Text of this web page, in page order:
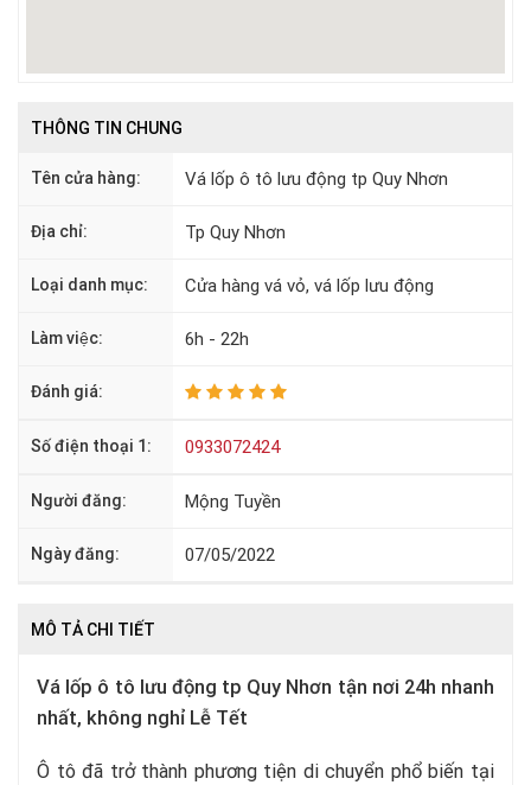
THÔNG TIN CHUNG
Tên cửa hàng: Vá lốp ô tô lưu động tp Quy Nhơn
Địa chỉ: Tp Quy Nhơn
Loại danh mục: Cửa hàng vá vỏ, vá lốp lưu động
Làm việc: 6h - 22h
Đánh giá:
Số điện thoại 1: 0933072424
Người đăng: Mộng Tuyền
Ngày đăng: 07/05/2022
MÔ TẢ CHI TIẾT
Vá lốp ô tô lưu động tp Quy Nhơn tận nơi 24h nhanh
nhất, không nghỉ Lễ Tết
Ô tô đã trở thành phương tiện di chuyển phổ biến tại